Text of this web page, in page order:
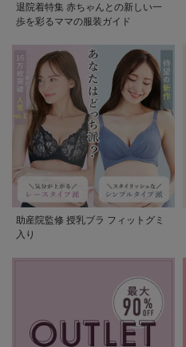
退院着特集 赤ちゃんとの新しい一
歩を彩るママの服装ガイド
助産院監修 授乳ブラ フィットグミ
入り